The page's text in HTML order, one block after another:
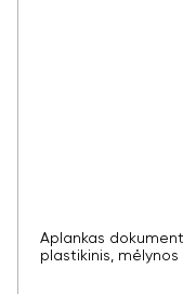
Aplankas
plastikinis, mėlynos